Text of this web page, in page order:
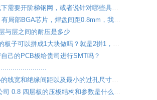
开阶梯钢网，或者说针对哪些具体参数的元件。
，我想表层有2oz的铜厚，过孔设计6/14.5mil,线宽线距都为刚好5.5mil，请问这样设计会导致PCB生产的良品率不高吗？
与层之间的耐压是多少
可以拼成1大块做吗？就是2拼1，你们会帮忙拼吗？
己的PCB板给贵司进行SMT吗？
缘间距以及最小的过孔尺寸大概是多少？ 可以做10层板吗？
四层板的压板结构和参数是什么，在什么地方可以查到